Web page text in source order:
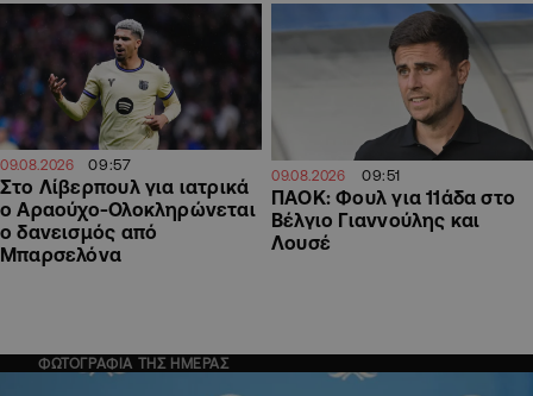
09.08.2026 09:57
Στο Λίβερπουλ για ιατρικά
ο Αραούχο-Ολοκληρώνεται
ο δανεισμός από
Μπαρσελόνα
09.08.2026 09:51
ΠΑΟΚ: Φουλ για 11άδα στο
Βέλγιο Γιαννούλης και
Λουσέ
ΦΩΤΟΓΡΑΦΙΑ ΤΗΣ ΗΜΕΡΑΣ